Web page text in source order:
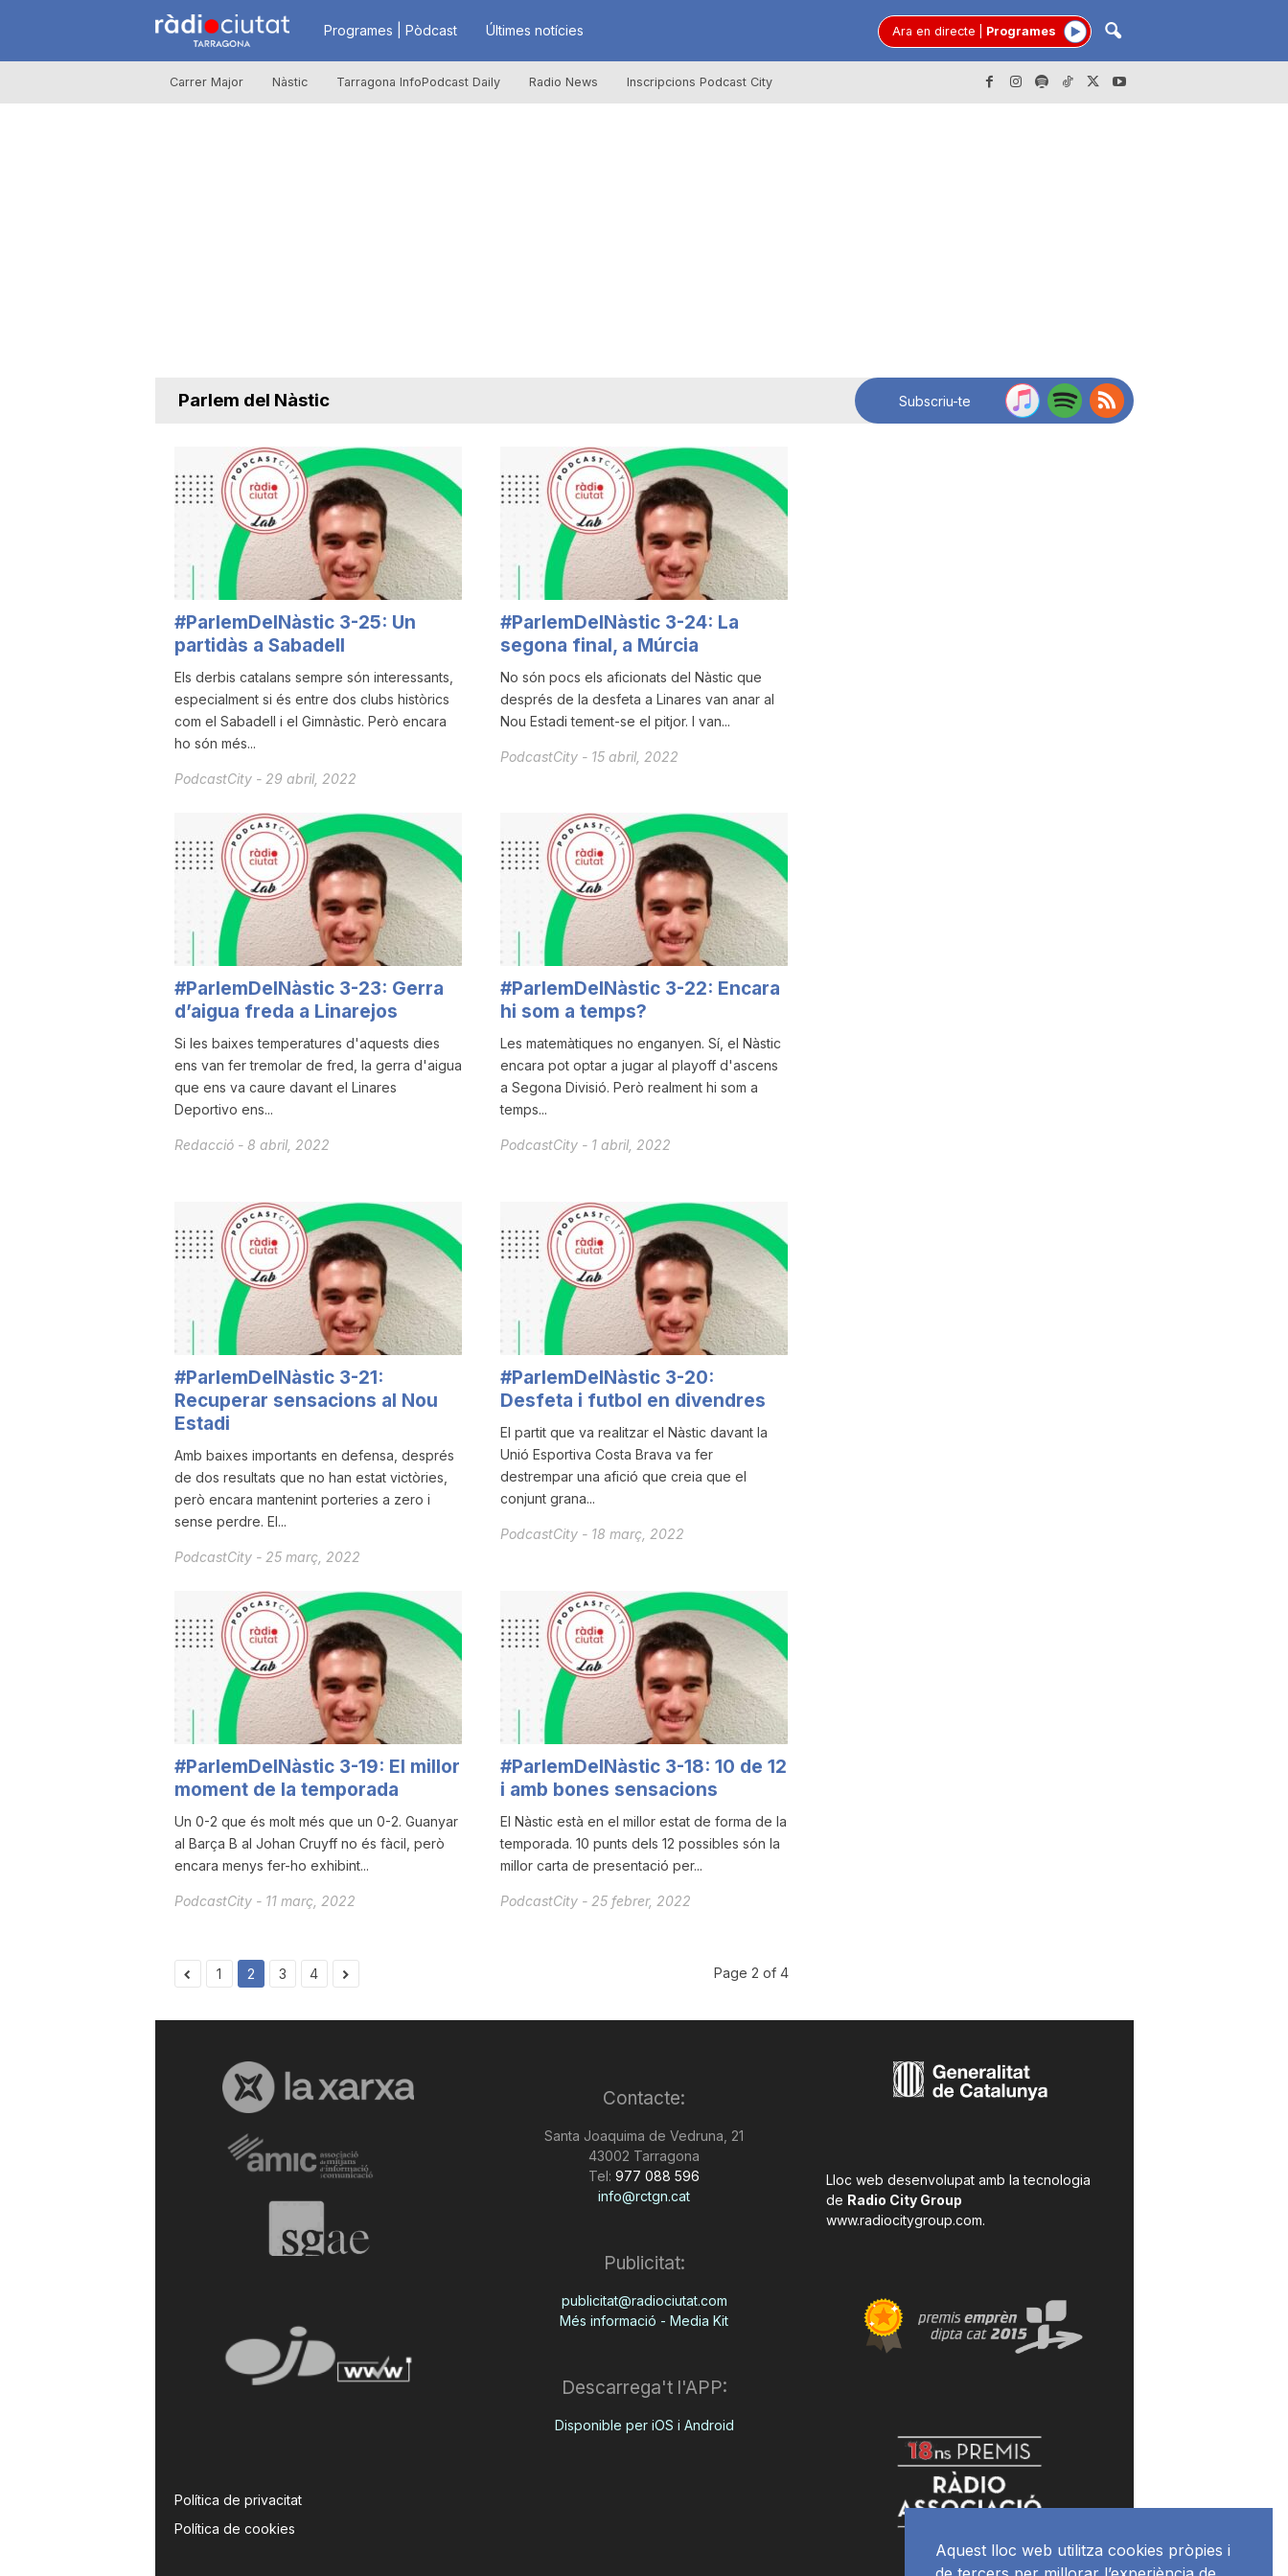
R
à
i
u
t
a
t
d
T
a
r
r
a
n
a
Programes | Pòdcast Últimes notícies Ara en directe Programes
Carrer Major Nàstic Tarragona InfoPodcast Daily Radio News Inscripcions Podcast City
Parlem del Nàstic Subscriu-te
#ParlemDelNàstic 3-25: Un
partidàs a Sabadell
Els derbis catalans sempre són interessants,
especialment si és entre dos clubs històrics
com el Sabadell i el Gimnàstic. Però encara
ho són més...
PodcastCity - 29 abril, 2022
#ParlemDelNàstic 3-24: La
segona final, a Múrcia
No són pocs els aficionats del Nàstic que
després de la desfeta a Linares van anar al
Nou Estadi tement-se el pitjor. I van...
PodcastCity - 15 abril, 2022
#ParlemDelNàstic 3-23: Gerra
d’aigua freda a Linarejos
Si les baixes temperatures d'aquests dies
ens van fer tremolar de fred, la gerra d'aigua
que ens va caure davant el Linares
Deportivo ens...
Redacció - 8 abril, 2022
#ParlemDelNàstic 3-22: Encara
hi som a temps?
Les matemàtiques no enganyen. Sí, el Nàstic
encara pot optar a jugar al playoff d'ascens
a Segona Divisió. Però realment hi som a
temps...
PodcastCity - 1 abril, 2022
#ParlemDelNàstic 3-21:
Recuperar sensacions al Nou
Estadi
Amb baixes importants en defensa, després
de dos resultats que no han estat victòries,
però encara mantenint porteries a zero i
sense perdre. El...
PodcastCity - 25 març, 2022
#ParlemDelNàstic 3-20:
Desfeta i futbol en divendres
El partit que va realitzar el Nàstic davant la
Unió Esportiva Costa Brava va fer
destrempar una afició que creia que el
conjunt grana...
PodcastCity - 18 març, 2022
#ParlemDelNàstic 3-19: El millor
moment de la temporada
Un 0-2 que és molt més que un 0-2. Guanyar
al Barça B al Johan Cruyff no és fàcil, però
encara menys fer-ho exhibint...
PodcastCity - 11 març, 2022
#ParlemDelNàstic 3-18: 10 de 12
i amb bones sensacions
El Nàstic està en el millor estat de forma de la
temporada. 10 punts dels 12 possibles són la
millor carta de presentació per...
PodcastCity - 25 febrer, 2022
1 2 3 4 Page 2 of 4
Política de privacitat
Política de cookies
Contacte:
Santa Joaquima de Vedruna, 21
43002 Tarragona
Tel: 977 088 596
info@rctgn.cat
Publicitat:
publicitat@radiociutat.com
Més informació - Media Kit
Descarrega't l'APP:
Disponible per iOS i Android
Lloc web desenvolupat amb la tecnologia
de Radio City Group
www.radiocitygroup.com.
Aquest lloc web utilitza cookies pròpies i